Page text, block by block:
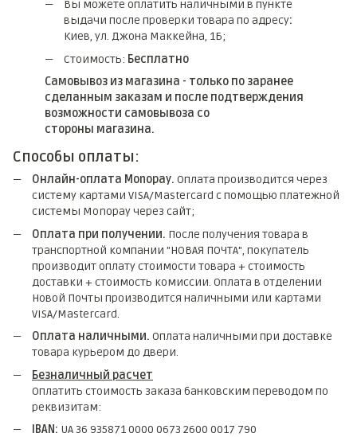
Вы можете оплатить наличными в пункте
выдачи после проверки товара по адресу:
Киев, ул. Джона Маккейна, 1Б;
Стоимость: Бесплатно
Самовывоз из магазина - только по заранее
сделанным заказам и после подтверждения
возможности самовывоза со
стороны магазина.
Способы оплаты:
Онлайн-оплата Monopay. Оплата производится через
систему картами VISA/Mastercard с помощью платежной
системы Monopay через сайт;
Оплата при получении. После получения товара в
транспортной компании "НОВАЯ ПОЧТА", покупатель
производит оплату стоимости товара + стоимость
доставки + стоимость комиссии. Оплата в отделении
Новой Почты производится наличными или картами
VISA/Mastercard.
Оплата наличными. Оплата наличными при доставке
товара курьером до двери.
Безналичный расчет
Оплатить стоимость заказа банковским переводом по
реквизитам:
IBAN: UA 36 935871 0000 0673 2600 0017 790